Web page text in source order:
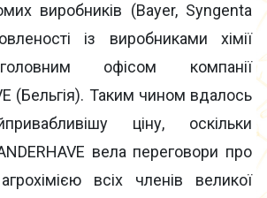
виробників (Bayer, Syngenta
із виробниками хімії
офісом компанії
(Бельгія). Таким чином вдалось
ціну, оскільки
вела переговори про
всіх членів великої